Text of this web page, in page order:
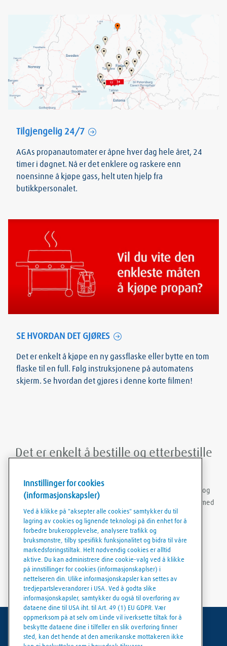
Tilgjengelig 24/7
AGAs propanautomater er åpne hver dag hele året, 24
timer i døgnet. Nå er det enklere og raskere enn
noensinne å kjøpe gass, helt uten hjelp fra
butikkpersonalet.
SE HVORDAN DET GJØRES
Det er enkelt å kjøpe en ny gassflaske eller bytte en tom
flaske til en full. Følg instruksjonene på automatens
skjerm. Se hvordan det gjøres i denne korte filmen!
Det er enkelt å bestille og etterbestille
Med Linde Shop-appen kan du bestille gasser når som helst og
hvor som helst. Du kan holde deg innlogget, bestille på nytt med
bare noen få klikk, opprette bestillingsmaler og laste ned
fakturaer og følgesedler på en enkel og praktisk måte.
Generelle vilkår
Innstillinger for cookies
(informasjonskapsler)
Ved å klikke på "aksepter alle cookies" samtykker du til
lagring av cookies og lignende teknologi på din enhet for å
forbedre brukeropplevelse, analysere trafikk og
bruksmønstre, tilby spesifikk funksjonalitet og bidra til våre
markedsføringstiltak. Helt nødvendig cookies er alltid
aktive. Du kan administrere dine cookie-valg ved å klikke
på innstillinger for cookies (informasjonskaplser) i
nettelseren din. Ulike informasjonskapsler kan settes av
tredjepartsleverandører i USA. Ved å godta slike
informasjonskapsler, samtykker du også til overføring av
dataene dine til USA iht. til Art. 49 (1) EU GDPR. Vær
oppmerksom på at selv om Linde vil iverksette tiltak for å
beskytte dataene dine i tilfeller en slik overføring finner
sted, kan det hende at den amerikanske mottakeren ikke